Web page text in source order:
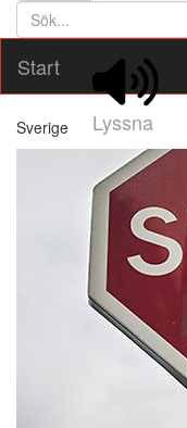
Söktext
Start
Lyssna
Sverige